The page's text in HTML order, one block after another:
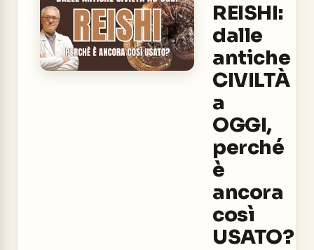
REISHI:
dalle
antiche
CIVILTÀ
a
OGGI,
perché
è
ancora
così
USATO?